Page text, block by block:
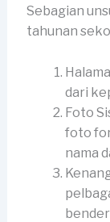
Sebagian
tahunan
dari
Foto
foto
nama